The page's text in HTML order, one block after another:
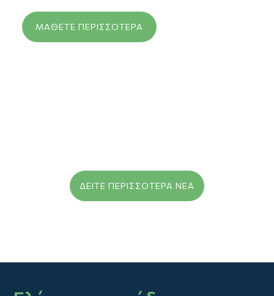
ΜΆΘΕΤΕ ΠΕΡΙΣΣΌΤΕΡΑ
ΔΕΊΤΕ ΠΕΡΙΣΣΌΤΕΡΑ ΝΈΑ